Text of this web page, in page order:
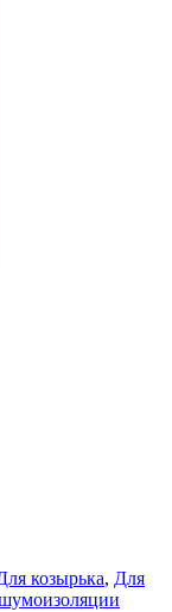
козырька, Для